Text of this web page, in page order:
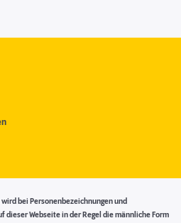
bei Personenbezeichnungen und
dieser Webseite in der Regel die männliche Form